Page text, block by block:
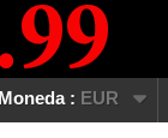
Moneda : EUR